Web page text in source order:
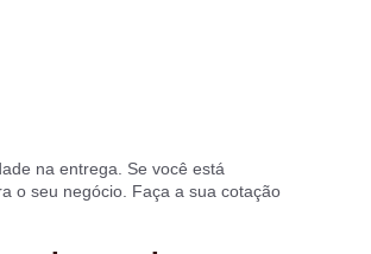
na entrega. Se você está
o seu negócio. Faça a sua cotação